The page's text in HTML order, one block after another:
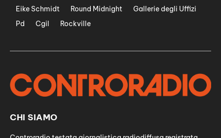
Eike Schmidt
Round Midnight
Gallerie degli Uffizi
Pd
Cgil Rockville
CHI SIAMO